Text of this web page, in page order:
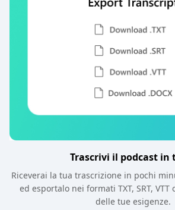
Trascrivi il podcast in
Riceverai la tua trascrizione in pochi
ed esportalo nei formati TXT, SRT, VTT
delle tue esigenze.